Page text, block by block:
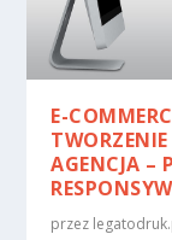
E-
AGENCJA –
przez